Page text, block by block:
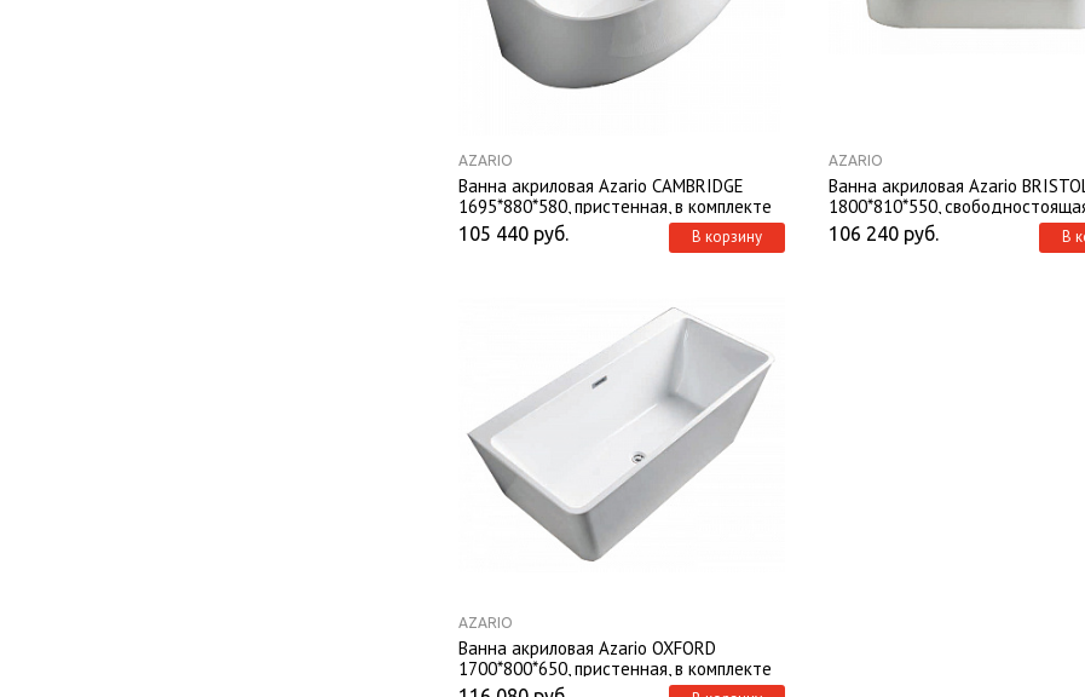
AZARIO
Ванна акриловая Azario CAMBRIDGE
1695*880*580, пристенная, в комплекте
с сифоном и металлической рамой
105 440 руб. В корзину
AZARIO
Ванна акриловая Azario
1800*810*550,
комплекте с сифоном и
рамой
106 240 руб. В
AZARIO
Ванна акриловая Azario OXFORD
1700*800*650, пристенная, в комплекте
с сифоном и металлической рамой